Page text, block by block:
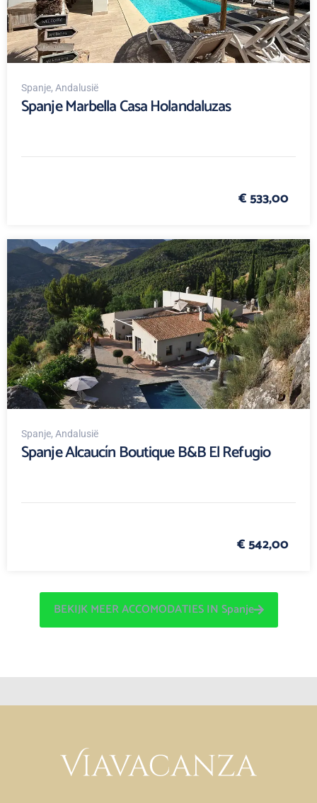
Spanje, Andalusië
Spanje Marbella Casa Holandaluzas
€ 533,00
Spanje, Andalusië
Spanje Alcaucín Boutique B&B El Refugio
€ 542,00
BEKIJK MEER ACCOMODATIES IN Spanje